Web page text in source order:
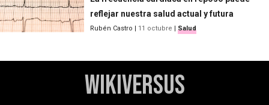
reflejar nuestra salud actual y futura
Rubén Castro 11 octubre Salud
WikiVersus